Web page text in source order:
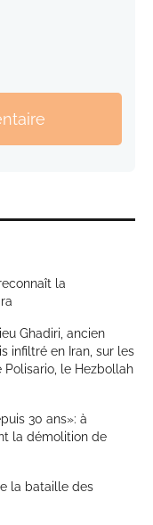
la
Ghadiri, ancien
infiltré en Iran, sur les
Polisario, le Hezbollah
30 ans»: à
la démolition de
la bataille des